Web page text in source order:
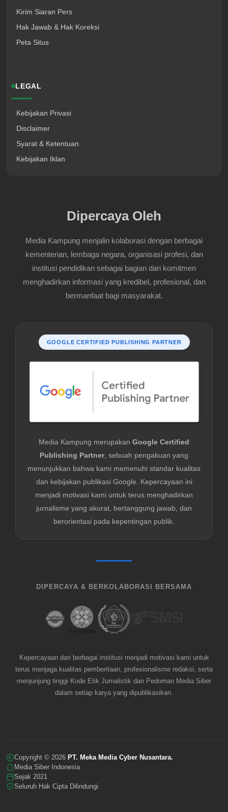
Kirim Siaran Pers
Hak Jawab & Hak Koreksi
Peta Situs
LEGAL
Kebijakan Privasi
Disclaimer
Syarat & Ketentuan
Kebijakan Iklan
Dipercaya Oleh
Media Kampung menjalin kolaborasi dengan berbagai
kementerian, lembaga negara, organisasi profesi, dan
institusi pendidikan sebagai bagian dari komitmen
menghadirkan informasi yang kredibel, profesional, dan
bermanfaat bagi masyarakat.
GOOGLE CERTIFIED PUBLISHING PARTNER
Media Kampung merupakan Google Certified
Publishing Partner, sebuah pengakuan yang
menunjukkan bahwa kami memenuhi standar kualitas
dan kebijakan publikasi Google. Kepercayaan ini
menjadi motivasi kami untuk terus menghadirkan
jurnalisme yang akurat, bertanggung jawab, dan
berorientasi pada kepentingan publik.
DIPERCAYA & BERKOLABORASI BERSAMA
Kepercayaan dari berbagai institusi menjadi motivasi kami untuk
terus menjaga kualitas pemberitaan, profesionalisme redaksi, serta
menjunjung tinggi Kode Etik Jurnalistik dan Pedoman Media Siber
dalam setiap karya yang dipublikasikan.
Copyright © 2026 PT. Meka Media Cyber Nusantara.
Media Siber Indonesia
Sejak 2021
Seluruh Hak Cipta Dilindungi.